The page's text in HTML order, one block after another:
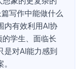
写作中能做什么
内有效利用AI协
学生、面临长
是对AI能力感到